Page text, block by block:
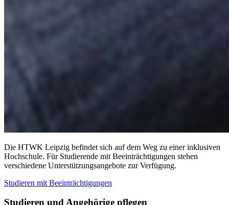
Die HTWK Leipzig befindet sich auf dem Weg zu einer inklusiven
Hochschule. Für Studierende mit Beeinträchtigungen stehen
verschiedene Unterstützungsangebote zur Verfügung.
Studieren mit Beeinträchtigungen
Studieren und Angehörige pflegen